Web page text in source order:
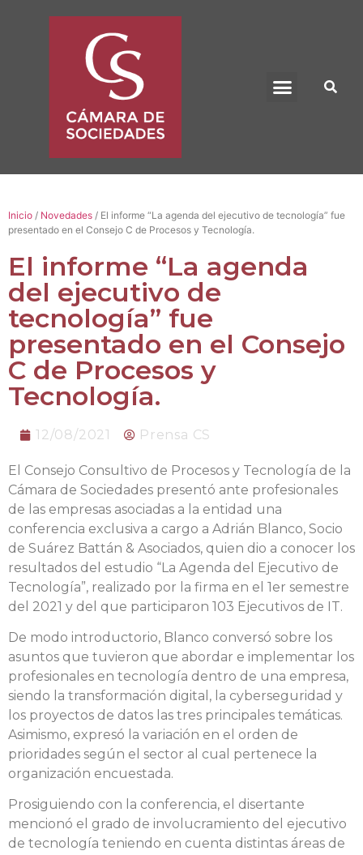
Inicio / Novedades / El informe “La agenda del ejecutivo de tecnología” fue
presentado en el Consejo C de Procesos y Tecnología.
El informe “La agenda
del ejecutivo de
tecnología” fue
presentado en el Consejo
C de Procesos y
Tecnología.
12/08/2021 Prensa CS
El Consejo Consultivo de Procesos y Tecnología de la
Cámara de Sociedades presentó ante profesionales
de las empresas asociadas a la entidad una
conferencia exclusiva a cargo a Adrián Blanco, Socio
de Suárez Battán & Asociados, quien dio a conocer los
resultados del estudio “La Agenda del Ejecutivo de
Tecnología”, realizado por la firma en el 1er semestre
del 2021 y del que participaron 103 Ejecutivos de IT.
De modo introductorio, Blanco conversó sobre los
asuntos que tuvieron que abordar e implementar los
profesionales en tecnología dentro de una empresa,
siendo la transformación digital, la cyberseguridad y
los proyectos de datos las tres principales temáticas.
Asimismo, expresó la variación en el orden de
prioridades según el sector al cual pertenece la
organización encuestada.
Prosiguiendo con la conferencia, el disertante
mencionó el grado de involucramiento del ejecutivo
de tecnología teniendo en cuenta distintas áreas de